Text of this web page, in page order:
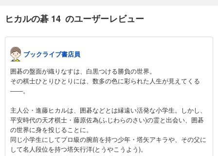
完結
試し読み
459 円 (税込)
カート
試し読み
あらすじを表示する
ヒカルの碁 14 のユーザーレビュー
ブックライブ書店員
囲碁の盤面が織りなすは、白黒つける勝負の世界。
その棋士ひとりひとりには、数多の色に彩られた人生が見えてくる
――。
主人公・進藤ヒカルは、囲碁などとは縁遠い活発な小学生。しかし、
平安時代の天才棋士・藤原佐為(ふじわらのさい)の霊と出会い、囲碁
の世界に身を投じることに。
同じ小学生にしてプロ級の腕前を持つ少年・塔矢アキラや、その父に
して名人段位を持つ塔矢行洋(とうやこうよう)。